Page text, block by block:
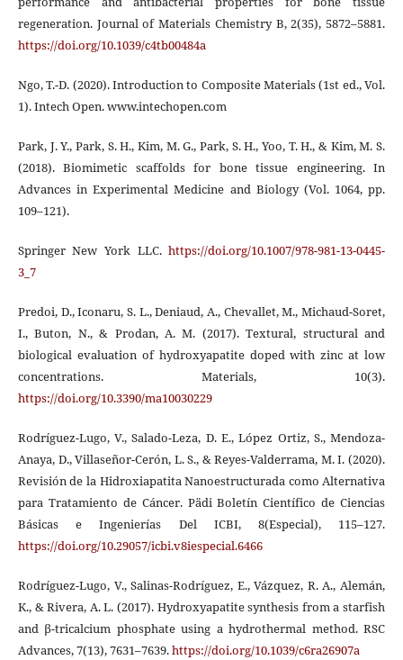
regeneration. Journal of Materials Chemistry B, 2(35), 5872–5881.
https://doi.org/10.1039/c4tb00484a
Ngo, T.-D. (2020). Introduction to Composite Materials (1st ed., Vol.
1). Intech Open. www.intechopen.com
Park, J. Y., Park, S. H., Kim, M. G., Park, S. H., Yoo, T. H., & Kim, M. S.
(2018). Biomimetic scaffolds for bone tissue engineering. In
Advances in Experimental Medicine and Biology (Vol. 1064, pp.
109–121).
Springer New York LLC.https://doi.org/10.1007/978-981-13-0445-
3_7
Predoi, D., Iconaru, S. L., Deniaud, A., Chevallet, M., Michaud-Soret,
I., Buton, N., & Prodan, A. M. (2017). Textural, structural and
biological evaluation of hydroxyapatite doped with zinc at low
concentrations. Materials, 10(3).
https://doi.org/10.3390/ma10030229
Rodríguez-Lugo, V., Salado-Leza, D. E., López Ortiz, S., Mendoza-
Anaya, D., Villaseñor-Cerón, L. S., & Reyes-Valderrama, M. I. (2020).
Revisión de la Hidroxiapatita Nanoestructurada como Alternativa
para Tratamiento de Cáncer. Pädi Boletín Científico de Ciencias
Básicas e Ingenierías Del ICBI, 8(Especial), 115–127.
https://doi.org/10.29057/icbi.v8iespecial.6466
Rodríguez-Lugo, V., Salinas-Rodríguez, E., Vázquez, R. A., Alemán,
K., & Rivera, A. L. (2017). Hydroxyapatite synthesis from a starfish
and β-tricalcium phosphate using a hydrothermal method. RSC
Advances, 7(13), 7631–7639.https://doi.org/10.1039/c6ra26907a